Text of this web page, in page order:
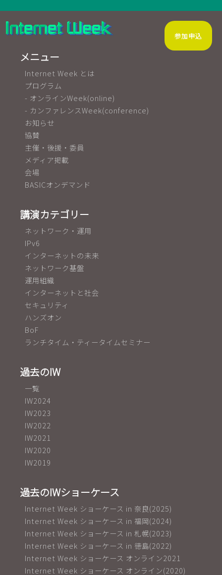
メニュー
Internet Week とは
プログラム
- オンラインWeek(online)
- カンファレンスWeek(conference)
お知らせ
協賛
主催・後援・委員
メディア掲載
会場
BASICオンデマンド
講演カテゴリー
ネットワーク・運用
IPv6
インターネットの未来
ネットワーク基盤
運用組織
インターネットと社会
セキュリティ
ハンズオン
BoF
ランチタイム・ティータイムセミナー
過去のIW
一覧
IW2024
IW2023
IW2022
IW2021
IW2020
IW2019
過去のIWショーケース
Internet Week ショーケース in 奈良(2025)
Internet Week ショーケース in 福岡(2024)
Internet Week ショーケース in 札幌(2023)
Internet Week ショーケース in 徳島(2022)
Internet Week ショーケース オンライン2021
Internet Week ショーケース オンライン(2020)
参加申込